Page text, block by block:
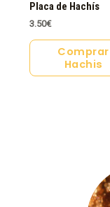
Placa de Hachís
3.50€
Comprar
Hachis